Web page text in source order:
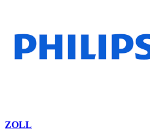
ZOLL